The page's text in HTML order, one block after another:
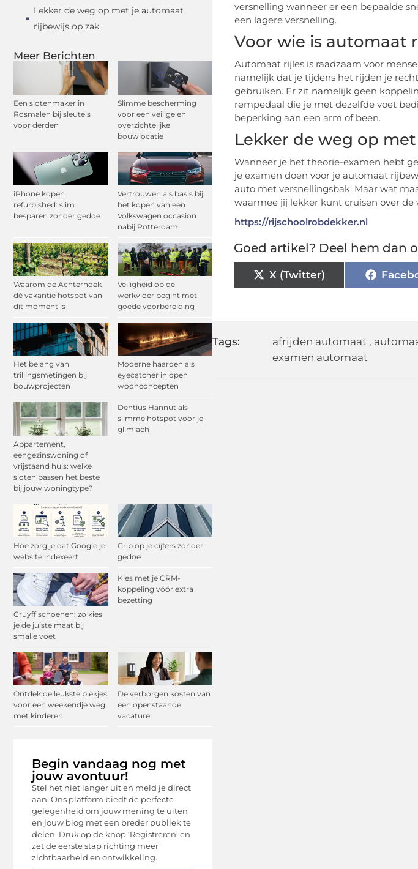
Lekker de weg op met je automaat
rijbewijs op zak
Meer Berichten
Een slotenmaker in
Rosmalen bij sleutels
voor derden
Slimme bescherming
voor een veilige en
overzichtelijke
bouwlocatie
iPhone kopen
refurbished: slim
besparen zonder gedoe
Vertrouwen als basis bij
het kopen van een
Volkswagen occasion
nabij Rotterdam
Waarom de Achterhoek
dé vakantie hotspot van
dit moment is
Veiligheid op de
werkvloer begint met
goede voorbereiding
Het belang van
trillingsmetingen bij
bouwprojecten
Moderne haarden als
eyecatcher in open
woonconcepten
Appartement,
eengezinswoning of
vrijstaand huis: welke
sloten passen het beste
bij jouw woningtype?
Dentius Hannut als
slimme hotspot voor je
glimlach
Hoe zorg je dat Google je
website indexeert
Grip op je cijfers zonder
gedoe
Cruyff schoenen: zo kies
je de juiste maat bij
smalle voet
Kies met je CRM-
koppeling vóór extra
bezetting
Ontdek de leukste plekjes
voor een weekendje weg
met kinderen
De verborgen kosten van
een openstaande
vacature
Begin vandaag nog met
jouw avontuur!
Stel het niet langer uit en meld je direct
aan. Ons platform biedt de perfecte
gelegenheid om jouw mening te uiten
en jouw blog met een breder publiek te
delen. Druk op de knop ‘Registreren’ en
zet de eerste stap richting meer
zichtbaarheid en ontwikkeling.
versnelling wanneer er een bepaalde
een lagere versnelling.
Voor wie is automaat
Automaat rijles is raadzaam voor
namelijk dat je tijdens het rijden je
gebruiken. Er zit namelijk geen
rempedaal die je met dezelfde voet
beperking aan een arm of been.
Lekker de weg op
Wanneer je het theorie-examen hebt
je examen doen voor je automaat
auto met versnellingsbak. Maar wat
waarmee jij lekker kunt cruisen over
https://rijschoolrobdekker.nl
Goed artikel? Deel hem dan
X (Twitter)
Tags: afrijden automaat,
examen automaat